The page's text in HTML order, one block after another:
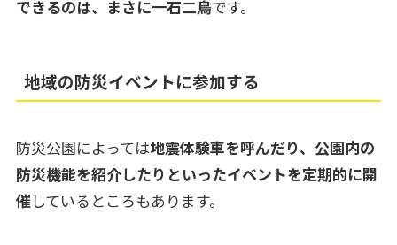
できるのは、まさに一石二鳥です。
地域の防災イベントに参加する
防災公園によっては地震体験車を呼んだり、公園内の
防災機能を紹介したりといったイベントを定期的に開
催しているところもあります。